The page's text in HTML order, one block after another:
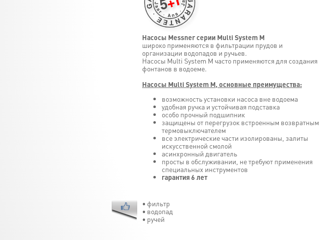
Насосы Messner серии Multi System M
широко применяются в фильтрации прудов и
организации водопадов и ручьев.
Насосы Multi System M часто применяются для создания
фонтанов в водоеме.
Насосы Multi System M, основные преимущества:
возможность установки насоса вне водоема
удобная ручка и устойчивая подставка
особо прочный подшипник
защищены от перегрузок встроенным возвратным
термовыключателем
все электрические части изолированы, залиты
искусственной смолой
асинхронный двигатель
просты в обслуживании, не требуют применения
специальных инструментов
гарантия 6 лет
• фильтр
• водопад
• ручей